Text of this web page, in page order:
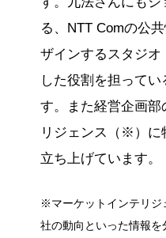
る、NTT Comの公
ザインするスタジオ
した役割を担って
す。また経営企画
リジェンス（※）に
立ち上げています。
※マーケットインテリジ
社の動向といった情報